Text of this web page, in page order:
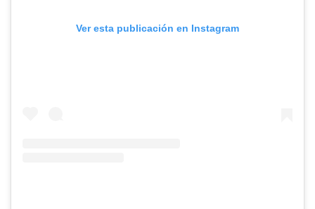
Ver esta publicación en Instagram